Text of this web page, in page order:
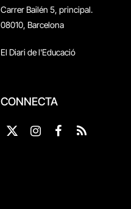
Carrer Bailén 5, principal.
08010, Barcelona
El Diari de l'Educació
CONNECTA
X
Instagram
Facebook
RSS